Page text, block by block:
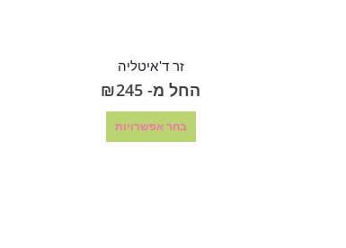
זר ד'איטליה
החל מ- ₪245
בחר אפשרויות